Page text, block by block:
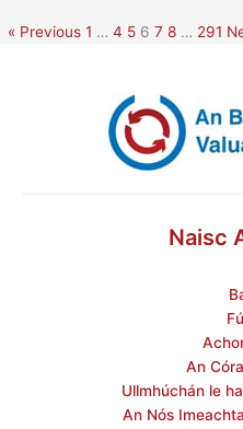
« Previous 1 … 4 5 6 7 8 … 291
Naisc
An
Ullmhúchán le
An Nós